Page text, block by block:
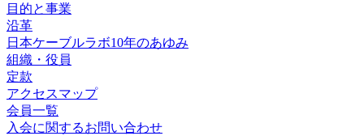
目的と事業
沿革
日本ケーブルラボ10年のあゆみ
組織・役員
定款
アクセスマップ
会員一覧
入会に関するお問い合わせ